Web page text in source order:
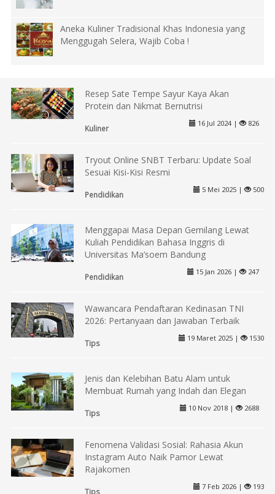
Aneka Kuliner Tradisional Khas Indonesia yang
Menggugah Selera, Wajib Coba !
Resep Sate Tempe Sayur Kaya Akan
Protein dan Nikmat Bernutrisi
Kuliner
16 Jul 2024 | 826
Tryout Online SNBT Terbaru: Update Soal
Sesuai Kisi-Kisi Resmi
Pendidikan
5 Mei 2025 | 500
Menggapai Masa Depan Gemilang Lewat
Kuliah Pendidikan Bahasa Inggris di
Universitas Ma’soem Bandung
Pendidikan
15 Jan 2026 | 247
Wawancara Pendaftaran Kedinasan TNI
2026: Pertanyaan dan Jawaban Terbaik
Tips
19 Maret 2025 | 1530
Jenis dan Kelebihan Batu Alam untuk
Membuat Rumah yang Indah dan Elegan
Tips
10 Nov 2018 | 2688
Fenomena Validasi Sosial: Rahasia Akun
Instagram Auto Naik Pamor Lewat
Rajakomen
Tips
7 Feb 2026 | 193